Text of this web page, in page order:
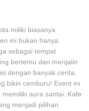
miliki biasanya
ini bukan hanya
sebagai tempat
bertemu dan menjalin
dengan banyak cerita,
bikin cemburu! Event ini
aura santai. Kafe
menjadi pilihan